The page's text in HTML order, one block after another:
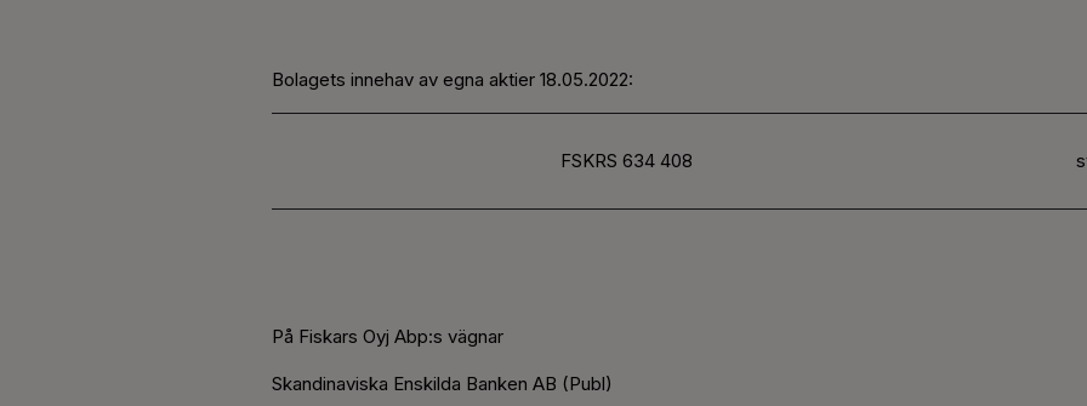
Bolagets innehav av egna aktier 18.05.2022:
FSKRS 634 408
På Fiskars Oyj Abp:s vägnar
Skandinaviska Enskilda Banken AB (Publ)